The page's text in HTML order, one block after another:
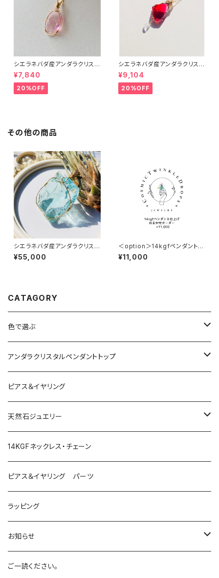
シエラネバダ産アンダラクリスタ
ル★宝石質~Gem Heart of G
od With Pink~【世界で1つだけ
のアンダラクリスタルペンダン
ト】
¥7,840
20%OFF
シエラネバダ産アンダラクリスタ
ル★宝石質～Gem Raspberr
y ～【世界で1つだけのアンダラ
ペンダントトップ】
¥9,104
20%OFF
その他の商品
シエラネバダ産アンダラクリスタ
ル★宝石質～Gem Cyan Ang
el～【世界で1つだけのアンダラ
¥55,000
＜option＞14kgfペンダント仕
上げ★ おまかせオーダー +11,
000円
¥11,000
CATAGORY
色で選ぶ
ブルー
ピンク
レッド
イエロー
グリーン
オレンジ
ホワイト
バイオレット
アンダラクリスタルペンダントトップ
Amber
Angel Aura
Angel Aura Cismic Ice
Angel Aura Pink
Azul Elysium
Aqua
Celestial Gold
ピアス＆イヤリング
天然石ジュエリー
ハーキマーダイヤモンド
ブラックガーデンスモーキークォーツ
サンストーン
ルチルクォーツ
アーカンソー産スモーキークォーツ
14KGFネックレス・チェーン
ピアス＆イヤリング パーツ
ラッピング
お知らせ
SALE!
ご一読ください。